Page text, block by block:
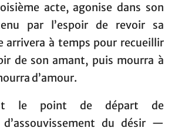
acte, agonise dans son
par l’espoir de revoir sa
arrivera à temps pour recueillir
de son amant, puis mourra à
d’amour.
le point de départ de
d’assouvissement du désir —